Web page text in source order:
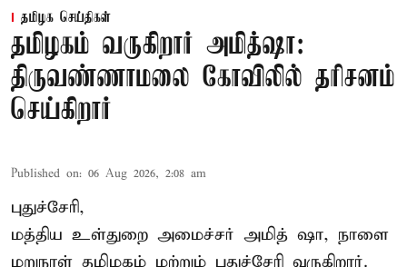
தமிழக செய்திகள்
தமிழகம் வருகிறார் அமித்ஷா:
திருவண்ணாமலை கோவிலில் தரிசனம்
செய்கிறார்
Published on: 06 Aug 2026, 2:08 am
புதுச்சேரி,
மத்திய உள்துறை அமைச்சர் அமித் ஷா, நாளை
மறுநாள் தமிழகம் மற்றும் புதுச்சேரி வருகிறார்.